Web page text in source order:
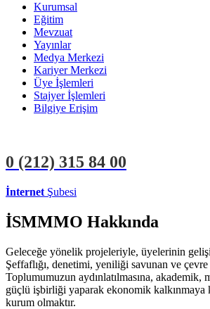
Kurumsal
Eğitim
Mevzuat
Yayınlar
Medya Merkezi
Kariyer Merkezi
Üye İşlemleri
Stajyer İşlemleri
Bilgiye Erişim
0 (212) 315 84 00
İnternet Şubesi
İSMMMO Hakkında
Geleceğe yönelik projeleriyle, üyelerinin
Şeffaflığı, denetimi, yeniliği savunan ve çevre
Toplumumuzun aydınlatılmasına, akademik,
güçlü işbirliği yaparak ekonomik kalkınmaya
kurum olmaktır.